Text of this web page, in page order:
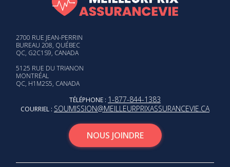
2700 RUE JEAN-PERRIN
BUREAU 208, QUÉBEC
QC, G2C1S9, CANADA
5125 RUE DU TRIANON
MONTRÉAL
QC, H1M2S5, CANADA
TÉLÉPHONE : 1-877-844-1383
COURRIEL : SOUMISSION@MEILLEURPRIXASSURANCEVIE.CA
NOUS JOINDRE